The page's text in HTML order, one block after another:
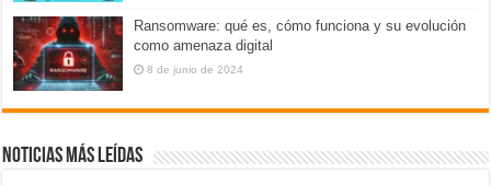
Ransomware: qué es, cómo funciona y su evolución
como amenaza digital
8 de junio de 2024
Noticias más leídas